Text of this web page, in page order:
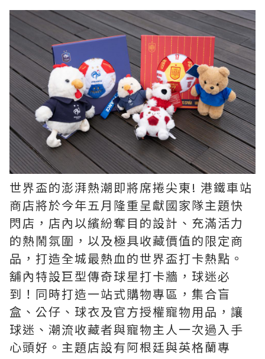
世界盃的澎湃熱潮即將席捲尖東! 港鐵車站
商店將於今年五月隆重呈獻國家隊主題快
閃店，店內以繽紛奪目的設計、充滿活力
的熱鬧氛圍，以及極具收藏價值的限定商
品，打造全城最熱血的世界盃打卡熱點。
舖內特設巨型傳奇球星打卡牆，球迷必
到！同時打造一站式購物專區，集合盲
盒、公仔、球衣及官方授權寵物用品，讓
球迷、潮流收藏者與寵物主人一次過入手
心頭好。主題店設有阿根廷與英格蘭專